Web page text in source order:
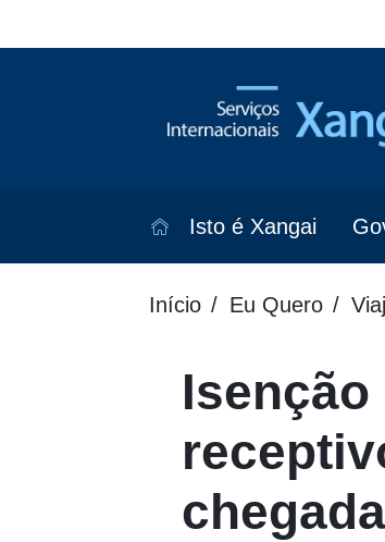
Isto é Xangai
Início Eu Quero